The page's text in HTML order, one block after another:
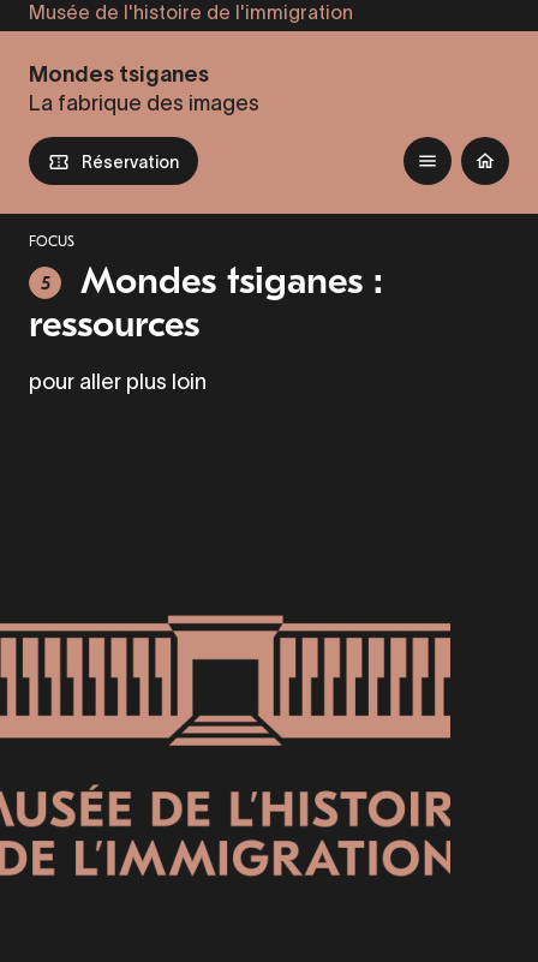
Aller
contenu
principal
Musée de l'histoire de l'immigration
Mondes tsiganes
La fabrique des images
Réservation
FOCUS
5
Mondes tsiganes :
ressources
pour aller plus loin